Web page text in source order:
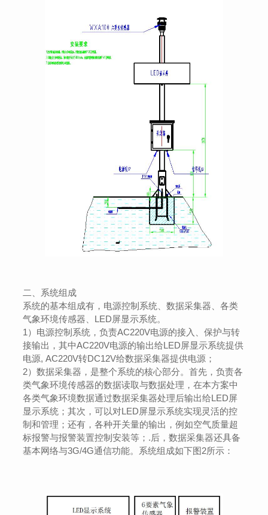
二、系统组成
系统的基本组成有，电源控制系统、数据采集器、各类
气象环境传感器、LED屏显示系统。
1）电源控制系统，负责AC220V电源的接入、保护与转
接输出，其中AC220V电源的输出给LED屏显示系统提供
电源, AC220V转DC12V给数据采集器提供电源；
2）数据采集器，是整个系统的核心部分。首先，负责各
类气象环境传感器的数据读取与数据处理，在本方案中
各类气象环境数据通过数据采集器处理后输出给LED屏
显示系统；其次，可以对LED屏显示系统实现灵活的控
制和管理；还有，各种开关量的输出，例如空气质量超
标报警与报警装置控制安装等；.后，数据采集器还具备
基本网络与3G/4G通信功能。系统组成如下图2所示：